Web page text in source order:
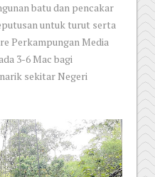
batu dan pencakar
untuk turut serta
Perkampungan Media
3-6 Mac bagi
sekitar Negeri